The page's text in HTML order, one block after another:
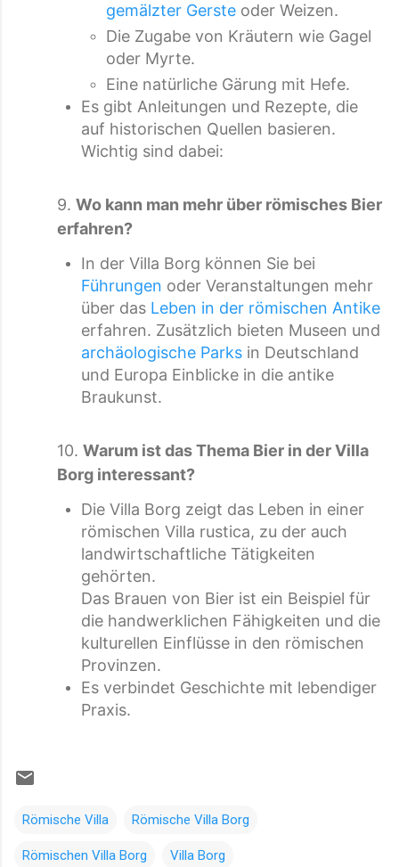
gemälzter Gersteoder Weizen.
Die Zugabe von Kräutern wie Gagel
oder Myrte.
Eine natürliche Gärung mit Hefe.
Es gibt Anleitungen und Rezepte, die
auf historischen Quellen basieren.
Wichtig sind dabei:
9. Wo kann man mehr über römisches Bier
erfahren?
In der Villa Borg können Sie bei
Führungen oder Veranstaltungen mehr
über das Leben in der römischen Antike
erfahren. Zusätzlich bieten Museen und
archäologische Parks in Deutschland
und Europa Einblicke in die antike
Braukunst.
10. Warum ist das Thema Bier in der Villa
Borg interessant?
Die Villa Borg zeigt das Leben in einer
römischen Villa rustica, zu der auch
landwirtschaftliche Tätigkeiten
gehörten.
Das Brauen von Bier ist ein Beispiel für
die handwerklichen Fähigkeiten und die
kulturellen Einflüsse in den römischen
Provinzen.
Es verbindet Geschichte mit lebendiger
Praxis.
Römische Villa Römische Villa Borg
Römischen Villa Borg Villa Borg